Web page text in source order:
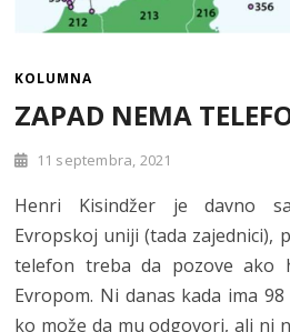
KOLUMNA
ZAPAD NEMA
11 septembra, 2021
Henri Kisindžer je davno
Evropskoj uniji (tada zajednici),
telefon treba da pozove ako
Evropom. Ni danas kada ima
ko može da mu odgovori, ali ni